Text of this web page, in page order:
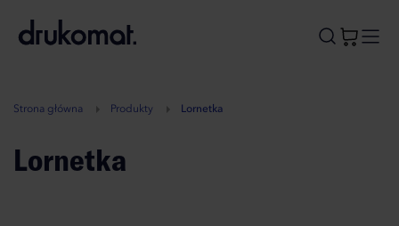
A
Strona główna Produkty Lornetka
Lornetka